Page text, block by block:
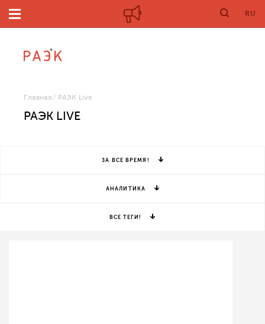
RU
Главная РАЭК Live
РАЭК LIVE
ЗА ВСЕ ВРЕМЯ!
АНАЛИТИКА
ВСЕ ТЕГИ!